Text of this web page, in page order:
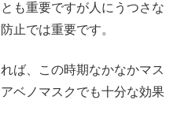
も重要ですが人にうつさな
止では重要です。
ば、この時期なかなかマス
ベノマスクでも十分な効果